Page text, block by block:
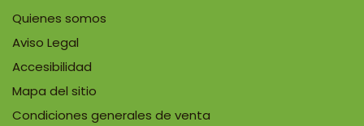
Quienes somos
Aviso Legal
Accesibilidad
Mapa del sitio
Condiciones generales de venta